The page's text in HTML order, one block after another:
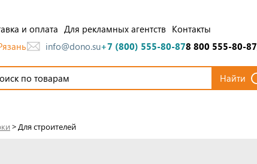
и оплата Для рекламных агентств Контакты
info@dono.su+7 (800) 555-80-878 800 555-80-87
Найти
>Для строителей